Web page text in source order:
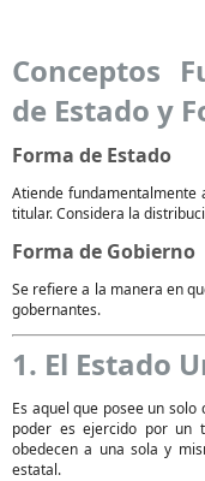
Conceptos
de Estado y
Forma de Estado
Atiende fundamentalmente
titular. Considera la
Forma de Gobierno
Se refiere a la manera en
gobernantes.
1. El Estado
Es aquel que posee un
poder es ejercido por un
obedecen a una sola y
estatal.